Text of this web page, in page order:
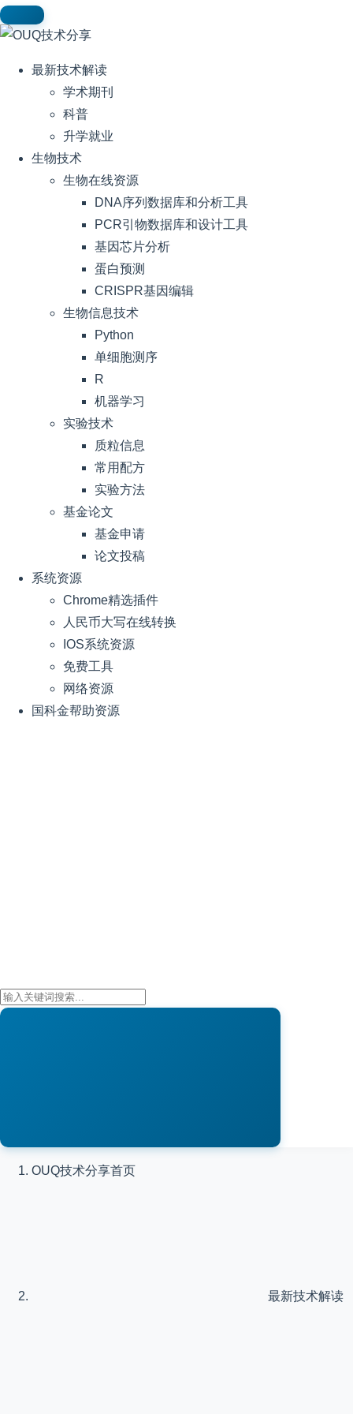
最新技术解读
学术期刊
科普
升学就业
生物技术
生物在线资源
DNA序列数据库和分析工具
PCR引物数据库和设计工具
基因芯片分析
蛋白预测
CRISPR基因编辑
生物信息技术
Python
单细胞测序
R
机器学习
实验技术
质粒信息
常用配方
实验方法
基金论文
基金申请
论文投稿
系统资源
Chrome精选插件
人民币大写在线转换
IOS系统资源
免费工具
网络资源
国科金帮助资源
OUQ技术分享首页
最新技术解读